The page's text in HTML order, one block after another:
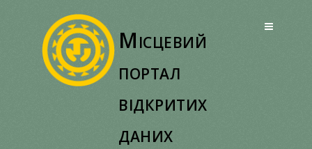
Місцевий
портал
відкритих
даних